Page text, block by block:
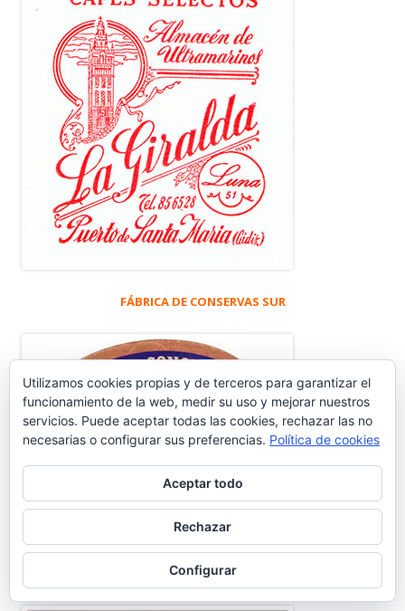
FÁBRICA DE CONSERVAS SUR
CENSO Y EVOLUCIÓN HABITANTES
Utilizamos cookies propias y de terceros para garantizar el
funcionamiento de la web, medir su uso y mejorar nuestros
servicios. Puede aceptar todas las cookies, rechazar las no
necesarias o configurar sus preferencias. Política de cookies
Aceptar todo
Rechazar
Configurar